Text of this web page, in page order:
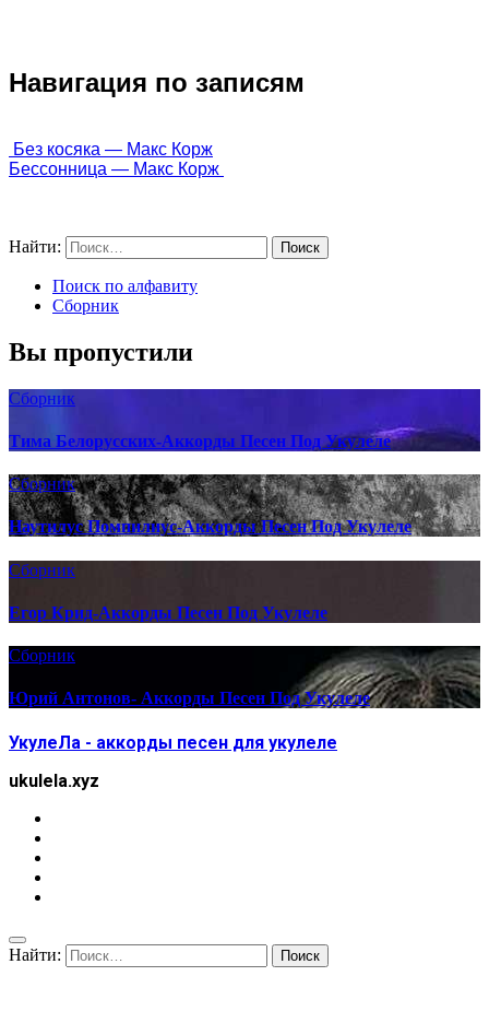
Навигация по записям
Без косяка — Макс Корж
Бессонница — Макс Корж
Найти:
Поиск по алфавиту
Сборник
Вы пропустили
Сборник
Тима Белорусских-Аккорды Песен Под Укулеле
Сборник
Наутилус Помпилиус-Аккорды Песен Под Укулеле
Сборник
Егор Крид-Аккорды Песен Под Укулеле
Сборник
Юрий Антонов- Аккорды Песен Под Укулеле
УкулеЛа - аккорды песен для укулеле
ukulela.xyz
Найти: